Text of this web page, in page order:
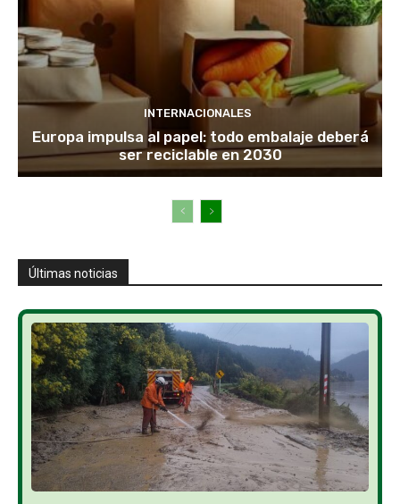
INTERNACIONALES
Europa impulsa al papel: todo embalaje deberá
ser reciclable en 2030
Últimas noticias